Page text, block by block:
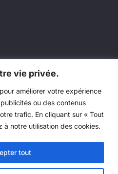
vie privée.
améliorer votre expérience
ou des contenus
trafic. En cliquant sur « Tout
à notre utilisation des cookies.
tout
Salons Industriels